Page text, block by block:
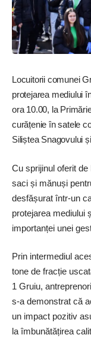
Locuitorii ­comunei
protejarea mediului
ora 10.00, la
curățenie în satele
Siliștea Snagovului
Cu sprijinul oferit
saci și mănuși
desfășurat într-un
protejarea mediului
importanței unei
Prin intermediul
tone de fracție
1 Gruiu,
s-a demonstrat că
un impact pozitiv
la îmbunătățirea